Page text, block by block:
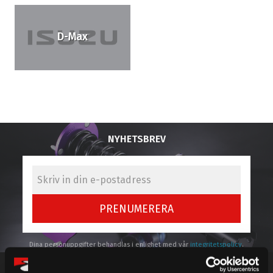
D-Max
NYHETSBREV
PRENUMERERA
Dina personuppgifter behandlas i enlighet med vår integritetspolicy.